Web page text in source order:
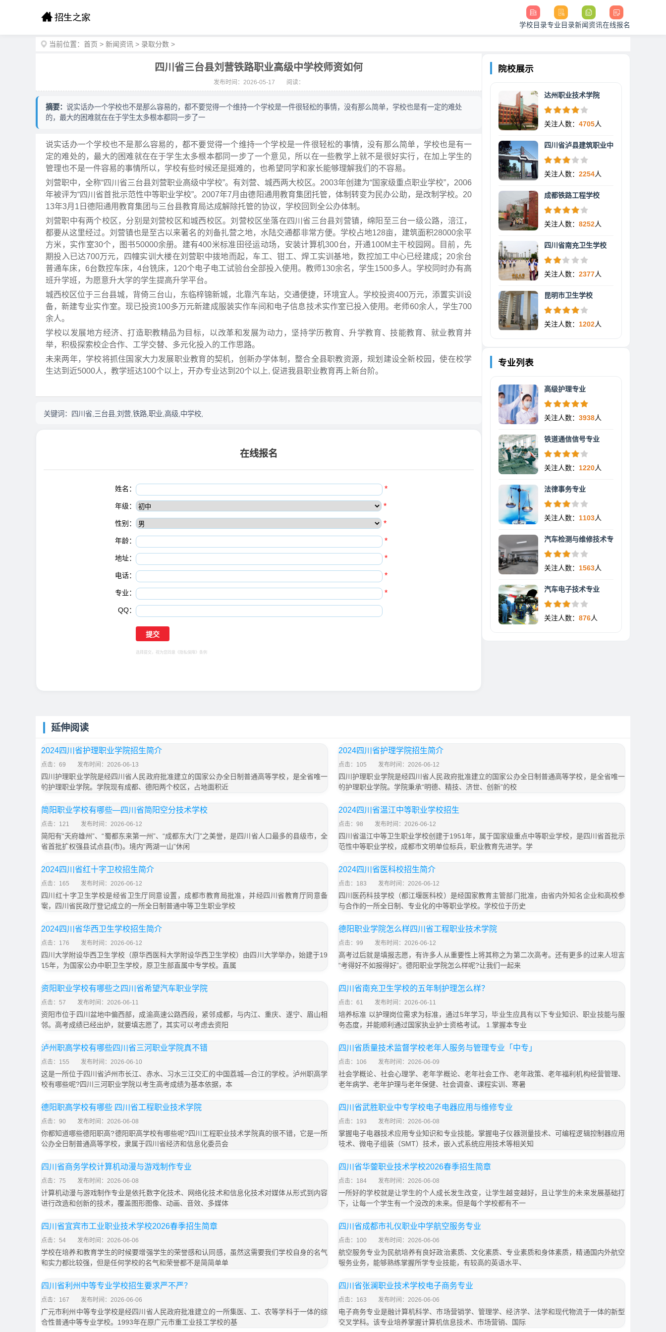
学校目录专业目录新闻资讯在线报名
当前位置： 首页 > 新闻资讯 > 录取分数 >
四川省三台县刘营铁路职业高级中学校师资如何
发布时间：2026-05-17 阅读：
摘要： 说实话办一个学校也不是那么容易的，都不要觉得一个维持一个学校是一件很轻松的事情，没有那么简单，学校也是有一定的难处
的，最大的困难就在在于学生太多根本都同一步了一
说实话办一个学校也不是那么容易的，都不要觉得一个维持一个学校是一件很轻松的事情，没有那么简单，学校也是有一
定的难处的，最大的困难就在在于学生太多根本都同一步了一个意见，所以在一些教学上就不是很好实行，在加上学生的
管理也不是一件容易的事情所以，学校有些时候还是挺难的，也希望同学和家长能够理解我们的不容易。
刘营职中，全称“四川省三台县刘营职业高级中学校”。有刘营、城西两大校区。2003年创建为“国家级重点职业学校”，2006
年被评为“四川省首批示范性中等职业学校”。2007年7月由德阳通用教育集团托管，体制转变为民办公助，是改制学校。20
13年3月1日德阳通用教育集团与三台县教育局达成解除托管的协议，学校回到全公办体制。
刘营职中有两个校区，分别是刘营校区和城西校区。刘营校区坐落在四川省三台县刘营镇，绵阳至三台一级公路，涪江，
都要从这里经过。刘营镇也是至古以来著名的刘备扎营之地，水陆交通都非常方便。学校占地128亩，建筑面积28000余平
方米，实作室30个，图书50000余册。建有400米标准田径运动场，安装计算机300台，开通100M主干校园网。目前，先
期投入已达700万元，四幢实训大楼在刘营职中拨地而起，车工、钳工、焊工实训基地，数控加工中心已经建成；20余台
普通车床，6台数控车床，4台铣床，120个电子电工试验台全部投入使用。教师130余名，学生1500多人。学校同时办有高
班升学班，为愿意升大学的学生提高升学平台。
城西校区位于三台县城，背倚三台山，东临梓锦新城，北靠汽车站，交通便捷，环境宜人。学校投资400万元，添置实训设
备，新建专业实作室。现已投资100多万元新建成服装实作车间和电子信息技术实作室已投入使用。老师60余人，学生700
余人。
学校以发展地方经济、打造职教精品为目标，以改革和发展为动力，坚持学历教育、升学教育、技能教育、就业教育并
举，积极探索校企合作、工学交替、多元化投入的工作思路。
未来两年，学校将抓住国家大力发展职业教育的契机，创新办学体制，整合全县职教资源，规划建设全新校园，使在校学
生达到近5000人，教学班达100个以上，开办专业达到20个以上, 促进我县职业教育再上新台阶。
关键词： 四川省,三台县,刘营,铁路,职业,高级,中学校,
在线报名
姓名： *
年级： *
性别： *
年龄： *
地址： *
电话： *
专业： *
QQ：
选择提交，视为您同意 《隐私保障》 条例
院校展示
达州职业技术学院
关注人数： 4705人
四川省泸县建筑职业中
关注人数： 2254人
成都铁路工程学校
关注人数： 8252人
四川省南充卫生学校
关注人数： 2377人
昆明市卫生学校
关注人数： 1202人
专业列表
高级护理专业
关注人数： 3938人
铁道通信信号专业
关注人数： 1220人
法律事务专业
关注人数： 1103人
汽车检测与维修技术专
关注人数： 1563人
汽车电子技术专业
关注人数： 876人
延伸阅读
2024四川省护理职业学院招生简介
点击：69 发布时间：2026-06-13
四川护理职业学院是经四川省人民政府批准建立的国家公办全日制普通高等学校，是全省唯一
的护理职业学院。学院现有成都、德阳两个校区，占地面积近
2024四川省护理学院招生简介
点击：105 发布时间：2026-06-12
四川护理职业学院是经四川省人民政府批准建立的国家公办全日制普通高等学校，是全省唯一
的护理职业学院。学院秉承“明德、精技、济世、创新”的校
简阳职业学校有哪些—四川省简阳空分技术学校
点击：121 发布时间：2026-06-12
简阳有“天府雄州”、“蜀都东来第一州”、“成都东大门”之美誉，是四川省人口最多的县级市，全
省首批扩权强县试点县(市)。境内“两湖一山”休闲
2024四川省温江中等职业学校招生
点击：98 发布时间：2026-06-12
四川省温江中等卫生职业学校创建于1951年，属于国家级重点中等职业学校，是四川省首批示
范性中等职业学校，成都市文明单位标兵，职业教育先进学。学
2024四川省红十字卫校招生简介
点击：165 发布时间：2026-06-12
四川红十字卫生学校是经省卫生厅同意设置，成都市教育局批准，并经四川省教育厅同意备
案，四川省民政厅登记成立的一所全日制普通中等卫生职业学校
2024四川省医科校招生简介
点击：183 发布时间：2026-06-12
四川医药科技学校（都江堰医科校）是经国家教育主管部门批准，由省内外知名企业和高校参
与合作的一所全日制、专业化的中等职业学校。学校位于历史
2024四川省华西卫生学校招生简介
点击：176 发布时间：2026-06-12
四川大学附设华西卫生学校（原华西医科大学附设华西卫生学校）由四川大学举办，始建于19
15年，为国家公办中职卫生学校，原卫生部直属中专学校。直属
德阳职业学院怎么样四川省工程职业技术学院
点击：99 发布时间：2026-06-12
高考过后就是填报志愿，有许多人从重要性上将其称之为第二次高考。还有更多的过来人坦言
“考得好不如报得好”。德阳职业学院怎么样呢?让我们一起来
资阳职业学校有哪些之四川省希望汽车职业学院
点击：57 发布时间：2026-06-11
资阳市位于四川盆地中偏西部，成渝高速公路西段，紧邻成都，与内江、重庆、遂宁、眉山相
邻。高考成绩已经出炉，就要填志愿了，其实可以考虑去资阳
四川省南充卫生学校的五年制护理怎么样？
点击：61 发布时间：2026-06-11
培养标准 以护理岗位需求为标准，通过5年学习，毕业生应具有以下专业知识、职业技能与服
务态度，并能顺利通过国家执业护士资格考试。 1.掌握本专业
泸州职高学校有哪些四川省三河职业学院真不错
点击：155 发布时间：2026-06-10
这是一所位于四川省泸州市长江、赤水、习水三江交汇的中国荔城—合江的学校。泸州职高学
校有哪些呢?四川三河职业学院以考生高考成绩为基本依据，本
四川省质量技术监督学校老年人服务与管理专业「中专」
点击：106 发布时间：2026-06-09
社会学概论、社会心理学、老年学概论、老年社会工作、老年政策、老年福利机构经营管理、
老年病学、老年护理与老年保健、社会调查、课程实训、寒暑
德阳职高学校有哪些 四川省工程职业技术学院
点击：90 发布时间：2026-06-08
你都知道哪些德阳职高?德阳职高学校有哪些呢?四川工程职业技术学院真的很不错，它是一所
公办全日制普通高等学校，隶属于四川省经济和信息化委员会
四川省武胜职业中专学校电子电器应用与维修专业
点击：193 发布时间：2026-06-08
掌握电子电器技术应用专业知识和专业技能。掌握电子仪器测量技术、可编程逻辑控制器应用
技术、微电子组装（SMT）技术，嵌入式系统应用技术等相关知
四川省商务学校计算机动漫与游戏制作专业
点击：75 发布时间：2026-06-08
计算机动漫与游戏制作专业是依托数字化技术、网络化技术和信息化技术对媒体从形式到内容
进行改造和创新的技术，覆盖图形图像、动画、音效、多媒体
四川省华蓥职业技术学校2026春季招生简章
点击：184 发布时间：2026-06-08
一所好的学校就是让学生的个人成长发生改变，让学生越变越好，且让学生的未来发展基础打
下，让每一个学生有一个没改的未来。但是每个学校都有不一
四川省宜宾市工业职业技术学校2026春季招生简章
点击：54 发布时间：2026-06-06
学校在培养和教育学生的时候要增强学生的荣誉感和认同感，虽然这需要我们学校自身的名气
和实力都比较强，但是任何学校的名气和荣誉都不是简简单单
四川省成都市礼仪职业中学航空服务专业
点击：100 发布时间：2026-06-06
航空服务专业为民航培养有良好政治素质、文化素质、专业素质和身体素质，精通国内外航空
服务业务，能够熟练掌握所学专业技能，有较高的英语水平、
四川省利州中等专业学校招生要求严不严？
点击：167 发布时间：2026-06-06
广元市利州中等专业学校是经四川省人民政府批准建立的一所集医、工、农等学科于一体的综
合性普通中等专业学校。1993年在原广元市重工业技工学校的基
四川省张澜职业技术学校电子商务专业
点击：163 发布时间：2026-06-06
电子商务专业是融计算机科学、市场营销学、管理学、经济学、法学和现代物流于一体的新型
交叉学科。该专业培养掌握计算机信息技术、市场营销、国际